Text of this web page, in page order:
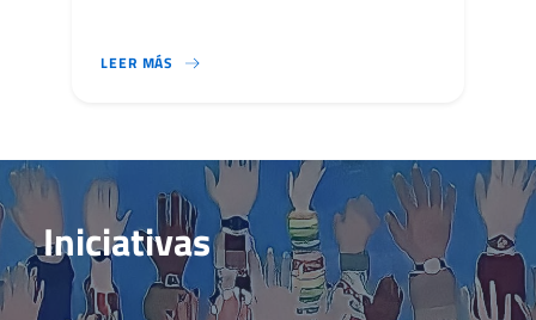
LEER MÁS LA SANCIÓN PRESIDENCIAL DE LA LEY DE
Iniciativas